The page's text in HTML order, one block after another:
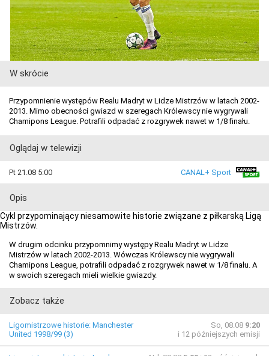
W skrócie
Przypomnienie występów Realu Madryt w Lidze Mistrzów w latach 2002-
2013. Mimo obecności gwiazd w szeregach Królewscy nie wygrywali
Chamipons League. Potrafili odpadać z rozgrywek nawet w 1/8 finału.
Oglądaj w telewizji
Pt 21.08 5:00 CANAL+ Sport
Opis
Cykl przypominający niesamowite historie związane z piłkarską Ligą
Mistrzów.
W drugim odcinku przypomnimy występy Realu Madryt w Lidze
Mistrzów w latach 2002-2013. Wówczas Królewscy nie wygrywali
Chamipons League, potrafili odpadać z rozgrywek nawet w 1/8 finału. A
w swoich szeregach mieli wielkie gwiazdy.
Zobacz także
Ligomistrzowe historie: Manchester
United 1998/99 (3)
So, 08.08 9:20
i 12 późniejszych emisji